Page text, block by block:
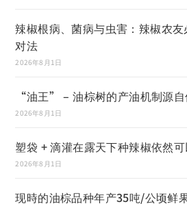
辣椒根病、菌病与虫害：辣椒农
对法
2026年8月1日
“油王” – 油棕树的产油机制源自
2026年8月1日
塑袋 + 滴灌在露天下种辣椒依然
2026年8月1日
现時的油棕品种年产35吨/公顷鲜